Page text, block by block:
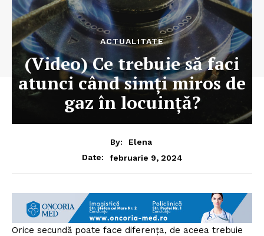
ACTUALITATE
(Video) Ce trebuie să faci
atunci când simți miros de
gaz în locuință?
By:
Elena
Date:
februarie 9, 2024
Orice secundă poate face diferența, de aceea trebuie